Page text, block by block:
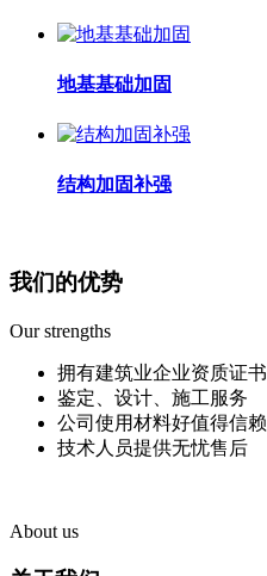
地基基础加固
结构加固补强
我们的优势
Our strengths
拥有建筑业企业资质证书
鉴定、设计、施工服务
公司使用材料好值得信赖
技术人员提供无忧售后
About us